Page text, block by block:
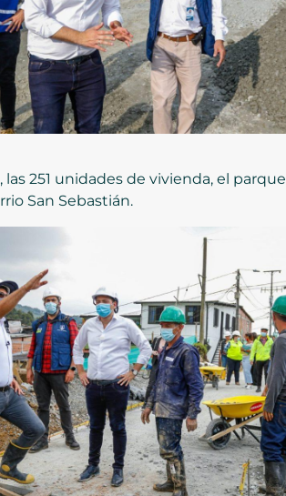
251 unidades de vivienda, el parque
San Sebastián.